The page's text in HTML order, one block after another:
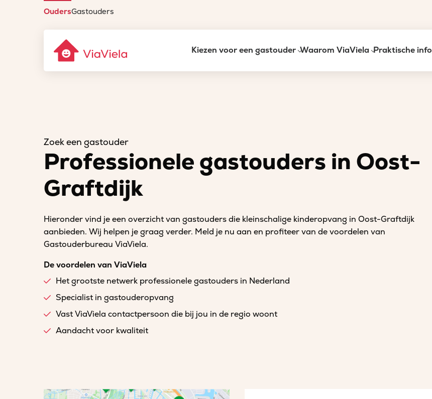
OudersGastouders
Kiezen voor een gastouder Waarom ViaViela Praktische info
Zoek een gastouder
Professionele gastouders in Oost-
Graftdijk
Hieronder vind je een overzicht van gastouders die kleinschalige kinderopvang in Oost-Graftdijk
aanbieden. Wij helpen je graag verder. Meld je nu aan en profiteer van de voordelen van
Gastouderbureau ViaViela.
De voordelen van ViaViela
Het grootste netwerk professionele gastouders in Nederland
Specialist in gastouderopvang
Vast ViaViela contactpersoon die bij jou in de regio woont
Aandacht voor kwaliteit